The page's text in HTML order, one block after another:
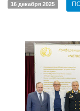
16 декабря 2025